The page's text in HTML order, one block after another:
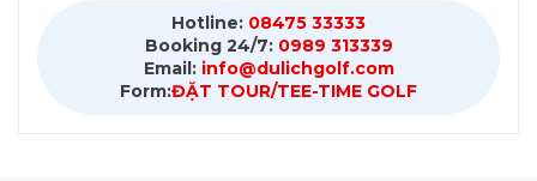
Hotline: 08475 33333
Booking 24/7:0989 313339
Email: info@dulichgolf.com
Form:ĐẶT TOUR/TEE-TIME GOLF